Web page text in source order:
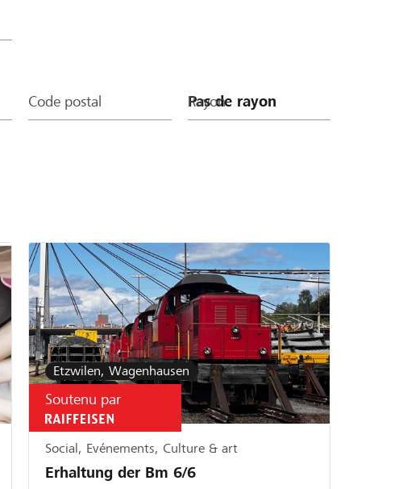
Code postal Rayon
Etzwilen, Wagenhausen
Soutenu par
Social, Evénements, Culture & art
Erhaltung der Bm 6/6